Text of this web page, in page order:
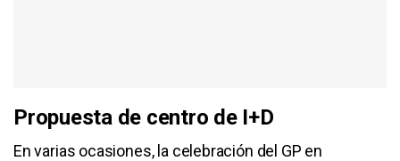
Propuesta de centro de I+D
En varias ocasiones, la celebración del GP en